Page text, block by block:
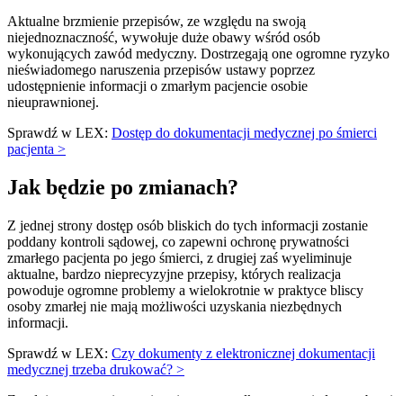
Aktualne brzmienie przepisów, ze względu na swoją
niejednoznaczność, wywołuje duże obawy wśród osób
wykonujących zawód medyczny. Dostrzegają one ogromne ryzyko
nieświadomego naruszenia przepisów ustawy poprzez
udostępnienie informacji o zmarłym pacjencie osobie
nieuprawnionej.
Sprawdź w LEX: Dostęp do dokumentacji medycznej po śmierci
pacjenta >
Jak będzie po zmianach?
Z jednej strony dostęp osób bliskich do tych informacji zostanie
poddany kontroli sądowej, co zapewni ochronę prywatności
zmarłego pacjenta po jego śmierci, z drugiej zaś wyeliminuje
aktualne, bardzo nieprecyzyjne przepisy, których realizacja
powoduje ogromne problemy a wielokrotnie w praktyce bliscy
osoby zmarłej nie mają możliwości uzyskania niezbędnych
informacji.
Sprawdź w LEX: Czy dokumenty z elektronicznej dokumentacji
medycznej trzeba drukować? >